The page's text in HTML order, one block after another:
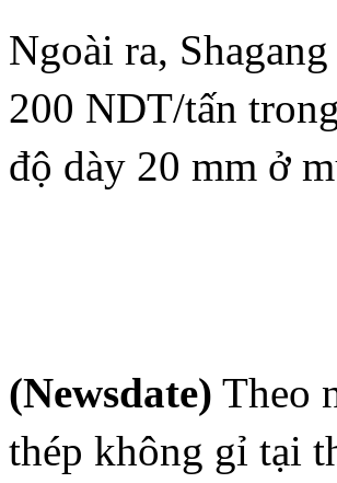
Ngoài ra,
200 NDT/tấn
độ dày 20 mm ở
(Newsdate) Theo
thép không gỉ tại